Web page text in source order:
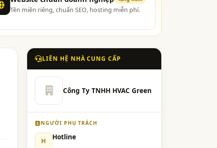
Tên miền riêng, chuẩn SEO, hosting miễn phí.
LIÊN HỆ NHÀ CUNG CẤP
Công Ty TNHH HVAC Green
NGƯỜI PHỤ TRÁCH
H Hotline